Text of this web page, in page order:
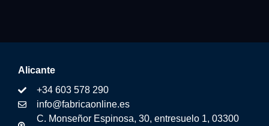
Alicante
+34 603 578 290
info@fabricaonline.es
C. Monseñor Espinosa, 30, entresuelo 1, 03300